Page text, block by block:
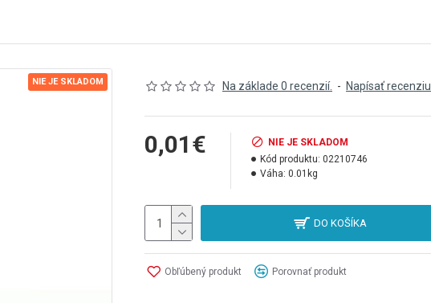
NIE JE SKLADOM Na základe 0 recenzií. - Napísať recenziu
0,01€
NIE JE SKLADOM
Kód produktu: 02210746
Váha: 0.01kg
DO KOŠÍKA
Obľúbený produkt Porovnať produkt